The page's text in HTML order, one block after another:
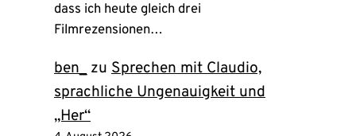
dass ich heute gleich drei
Filmrezensionen…
ben_ zu Sprechen mit Claudio,
sprachliche Ungenauigkeit und
„Her“